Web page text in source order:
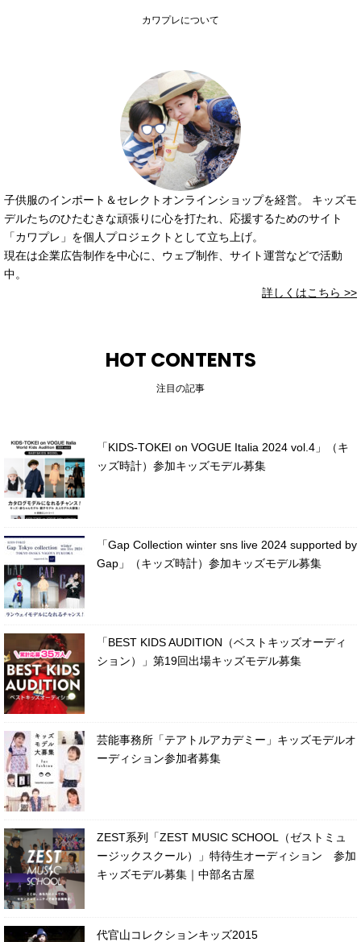
カワプレについて
子供服のインポート＆セレクトオンラインショップを経営。 キッズモ
デルたちのひたむきな頑張りに心を打たれ、応援するためのサイト
「カワプレ」を個人プロジェクトとして立ち上げ。
現在は企業広告制作を中心に、ウェブ制作、サイト運営などで活動
中。
詳しくはこちら >>
HOT CONTENTS
注目の記事
「KIDS-TOKEI on VOGUE Italia 2024 vol.4」（キ
ッズ時計）参加キッズモデル募集
「Gap Collection winter sns live 2024 supported by
Gap」（キッズ時計）参加キッズモデル募集
「BEST KIDS AUDITION（ベストキッズオーディ
ション）」第19回出場キッズモデル募集
芸能事務所「テアトルアカデミー」キッズモデルオ
ーディション参加者募集
ZEST系列「ZEST MUSIC SCHOOL（ゼストミュ
ージックスクール）」特待生オーディション 参加
キッズモデル募集｜中部名古屋
代官山コレクションキッズ2015